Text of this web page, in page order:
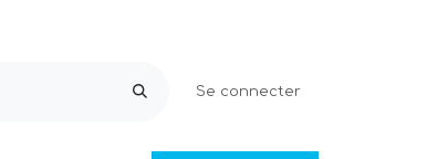
Se connecter